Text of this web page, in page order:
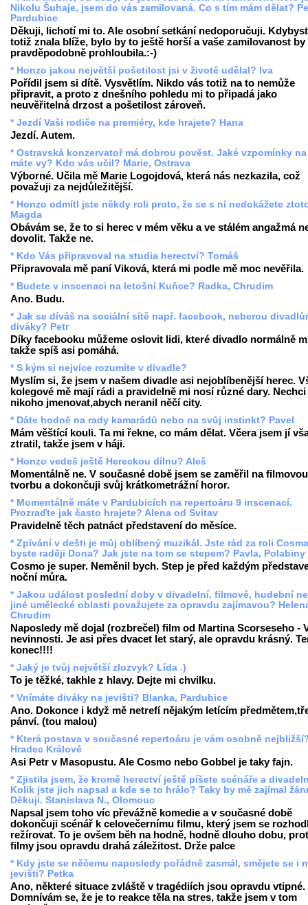
Nikolu Šuhaje, jsem do vás zamilovaná. Co s tím mám dělat?
Pardubice
Děkuji, lichotí mi to. Ale osobní setkání nedoporučuji.
totiž znala blíže, bylo by to ještě horší a vaše zamilovanost by
pravděpodobně prohloubila.:-)
* Honzo jakou největší pošetilost jsi v životě udělal? Iva
Pořídil jsem si dítě. Vysvětlím. Nikdo vás totiž na to nemůže
připravit, a proto z dnešního pohledu mi to připadá jako
neuvěřitelná drzost a pošetilost zároveň.
* Jezdí Vaši rodiče na premiéry, kde hrajete? Hana
Jezdí. Autem.
* Ostravská konzervatoř má dobrou pověst. Jaké vzpomínky
máte vy? Kdo vás učil? Marie, Ostrava
Výborné. Učila mě Marie Logojdová, která nás nezkazila, což
považuji za nejdůležitější.
* Honzo odmítl jste někdy roli proto, že se s ní nedokážete
Magda
Obávám se, že to si herec v mém věku a ve stálém angažmá
dovolit. Takže ne.
* Kdo Vás připravoval na studia herectví? Tomáš
Připravovala mě paní Viková, která mi podle mě moc nevěřila.
* Budete v inscenaci na letošní Kuňce? Radka, Chrudim
Ano. Budu.
* Jak se díváš na sociální sítě např. facebook, neberou
diváky? Petr
Díky facebooku můžeme oslovit lidi, které divadlo normálně
takže spíš asi pomáhá.
* S kým si nejvíce rozumíte v divadle?
Myslím si, že jsem v našem divadle asi nejoblíbenější herec.
kolegové mě mají rádi a pravidelně mi nosí různé dary. Nechci
nikoho jmenovat,abych neranil něčí city.
* Dáte hodně na rady kamarádů nebo na svůj instinkt? Pavel
Mám věštící kouli. Ta mi řekne, co mám dělat. Včera jsem jí
ztratil, takže jsem v háji.
* Honzo vedeš ještě Hereckou dílnu? Aleš
Momentálně ne. V současné době jsem se zaměřil na filmovou
tvorbu a dokončuji svůj krátkometrážní horor.
* Momentálně máte v Pardubicích na repertoáru 9 inscenací.
Prozraďte jak často hrajete? Alena od Svitav
Pravidelně těch patnáct představení do měsíce.
* Zpívání v dešti je můj oblíbený muzikál. Jste rád za roli
byste raději Dona? Jak jste na tom se stepem? Pavla, Polabiny
Cosmo je super. Neměnil bych. Step je před každým
noční můra.
* Jakou událost poslední doby v divadelní, filmové, hudební
jiné umělecké oblasti považujete za opravdu zajímavou?
Chrudim
Naposledy mě dojal (rozbrečel) film od Martina Scorseseho -
nevinnosti. Je asi přes dvacet let starý, ale opravdu krásný.
konec!!!!
* Jaký je tvůj největší zlozvyk? Lída .)
To je těžké, takhle z hlavy. Dejte mi chvilku.
* Vnímáte diváky na jevišti? Blanka, Pardubice
Ano. Dokonce i když mě netrefí nějakým letícím
pánví. (tou malou)
* Která postava v současné repertoáru je vám osobně
Hradec Králové
Asi Petr v Masopustu. Ale Cosmo nebo Gobbel je taky fajn.
* Zjistila jsem, že kromě herectví ještě píšete scénáře a
Kolik jste jich napsal a kde se to hrálo? Taky by mě zajímal
Děkuji. Stanislava N., Olomouc
Napsal jsem toho víc převážně komedie a v současné době
dokončuji scénář k celovečernímu filmu, který jsem se
režírovat. To je ovšem běh na hodně, hodně dlouho dobu,
filmy jsou opravdu drahá záležitost. Drže palce
* Kdy jste se něčemu naposledy pořádně zasmál, smějete se i
jevišti? Petka
Ano, některé situace zvláště v tragédiích jsou opravdu vtipné.
Domnívám se, že je to reakce těla na stres, takže jsem v tom